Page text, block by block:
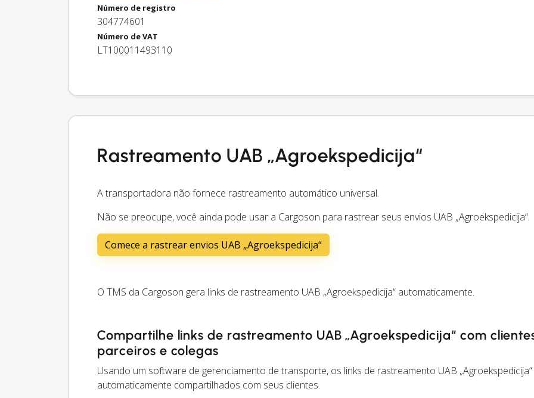
Número de registro
304774601
Número de VAT
LT100011493110
Rastreamento UAB „Agroekspedicija“
A transportadora não fornece rastreamento automático universal.
Não se preocupe, você ainda pode usar a Cargoson para rastrear seus envios UAB „Agroekspedicija“.
Comece a rastrear envios UAB „Agroekspedicija“
O TMS da Cargoson gera links de rastreamento UAB „Agroekspedicija“ automaticamente.
Compartilhe links de rastreamento UAB „Agroekspedicija“ com
parceiros e colegas
Usando um software de gerenciamento de transporte, os links de rastreamento UAB
automaticamente compartilhados com seus clientes.